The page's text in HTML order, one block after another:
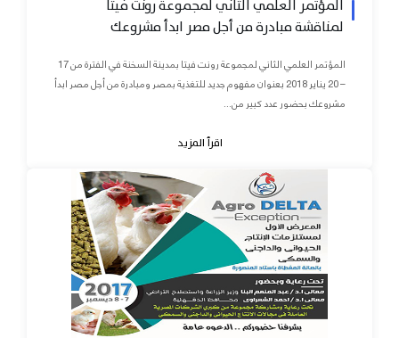
المؤتمر العلمي الثاني لمجموعة رونت فيتا
لمناقشة مبادرة من أجل مصر ابدأ مشروعك
المؤتمر العلمي الثاني لمجموعة رونت فيتا بمدينة السخنة في الفترة من 17
– 20 يناير 2018 بعنوان مفهوم جديد للتغذية بمصر ومبادرة من أجل مصر ابدأ
مشروعك بحضور عدد كبير من...
اقرأ المزيد